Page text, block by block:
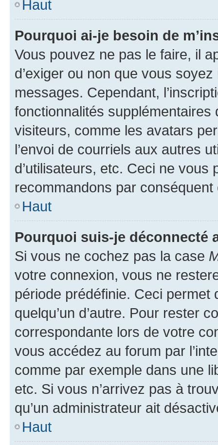
Haut
Pourquoi ai-je besoin de
Vous pouvez ne pas le faire, il
d’exiger ou non que vous
messages. Cependant,
fonctionnalités
visiteurs, comme les avatars
l’envoi de courriels aux autres
d’utilisateurs, etc. Ceci ne vous
recommandons par conséquent
Haut
Pourquoi suis-je déconnecté
Si vous ne cochez pas la case
votre connexion, vous ne
période prédéfinie. Ceci permet
quelqu’un d’autre. Pour rester
correspondante lors de votre
vous accédez au forum par
comme par exemple dans une
etc. Si vous n’arrivez pas à
qu’un administrateur ait
Haut